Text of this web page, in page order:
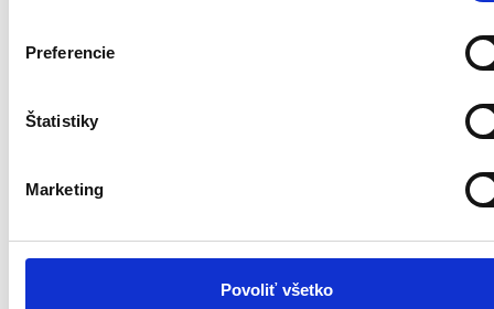
Preferencie
Štatistiky
Marketing
Povoliť všetko
Is your project ready for